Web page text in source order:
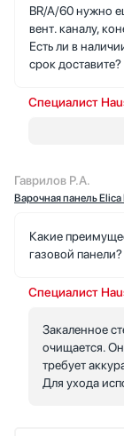
BR/A/60 нужно
вент. каналу,
Есть ли в
срок доставите?
Специалист
Гаврилов Р.А.
Варочная панель Elica
Какие
газовой панели?
Специалист
Закаленное
очищается.
требует
Для ухода